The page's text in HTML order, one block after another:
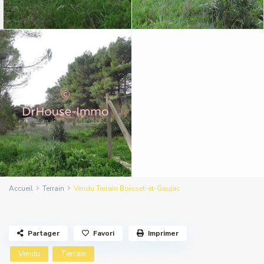
Accueil Terrain Vendu Terrain Boisset-et-Gaujac
Vendu Terrain
Partager Favori Imprimer